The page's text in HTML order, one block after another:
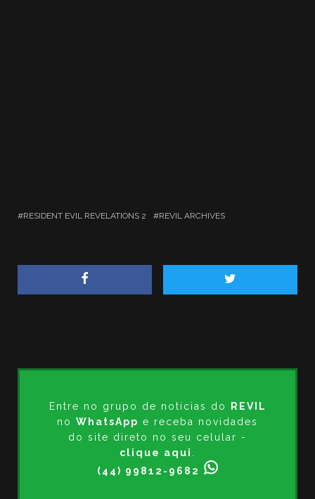
RESIDENT EVIL REVELATIONS 2 REVIL ARCHIVES
Entre no grupo de notícias do
REVIL
no WhatsApp e receba novidades
do site direto no seu celular -
clique aqui .
(44) 99812-9682